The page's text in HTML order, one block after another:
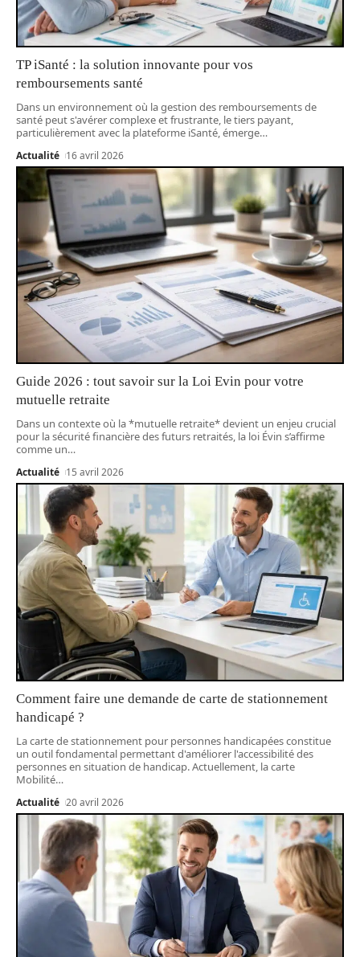
TP iSanté : la solution innovante pour vos
remboursements santé
Dans un environnement où la gestion des remboursements de
santé peut s'avérer complexe et frustrante, le tiers payant,
particulièrement avec la plateforme iSanté, émerge…
Actualité 16 avril 2026
Guide 2026 : tout savoir sur la Loi Evin pour votre
mutuelle retraite
Dans un contexte où la *mutuelle retraite* devient un enjeu crucial
pour la sécurité financière des futurs retraités, la loi Évin s’affirme
comme un…
Actualité 15 avril 2026
Comment faire une demande de carte de stationnement
handicapé ?
La carte de stationnement pour personnes handicapées constitue
un outil fondamental permettant d'améliorer l'accessibilité des
personnes en situation de handicap. Actuellement, la carte
Mobilité…
Actualité 20 avril 2026